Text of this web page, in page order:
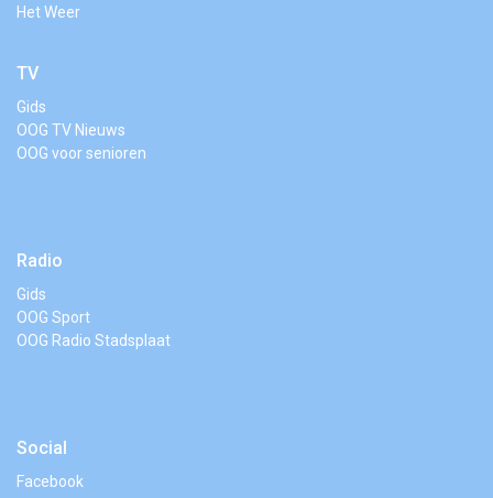
Het Weer
TV
Gids
OOG TV Nieuws
OOG voor senioren
Radio
Gids
OOG Sport
OOG Radio Stadsplaat
Social
Facebook